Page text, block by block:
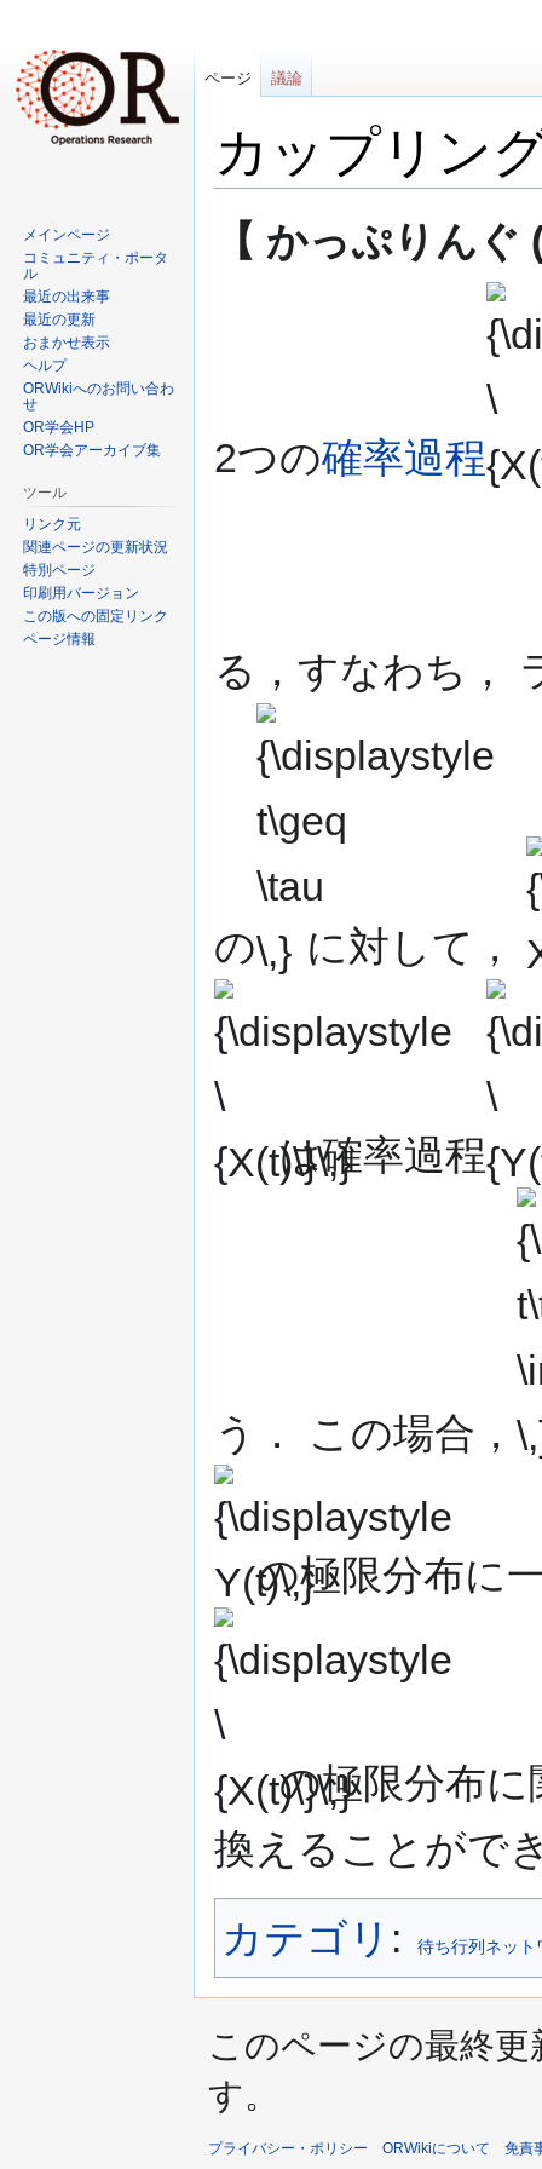
カップリン
動
【 かっぷりん
2つの確率過程
る，すなわち，
の
{\displaystyle
t\geq \tau \,}
に対して，
は確率過程
う． この場合，
の極限分布に
の極限分布
換えることがで
カテゴリ : 待ち行列ネット
ページ 議論
メインページ
コミュニティ・ポータ
ル
最近の出来事
最近の更新
おまかせ表示
ヘルプ
ORWikiへのお問い合わ
せ
OR学会HP
OR学会アーカイブ集
ツール
リンク元
関連ページの更新状況
特別ページ
印刷用バージョン
この版への固定リンク
ページ情報
このページの最終
す。
プライバシー・ポリシー ORWikiについて 免責